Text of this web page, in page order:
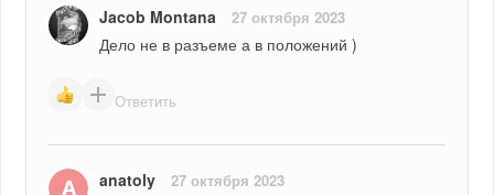
Jacob Montana 27 октября 2023
Дело не в разъеме а в положений )
Ответить
anatoly 27 октября 2023